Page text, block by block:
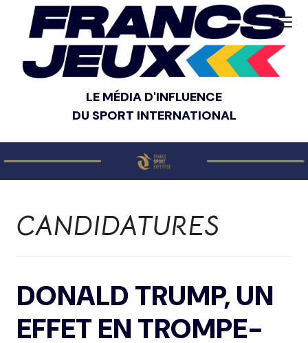
LE MÉDIA D'INFLUENCE
DU SPORT INTERNATIONAL
CANDIDATURES
DONALD TRUMP, UN
EFFET EN TROMPE-